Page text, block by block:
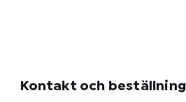
Kontakt och beställning